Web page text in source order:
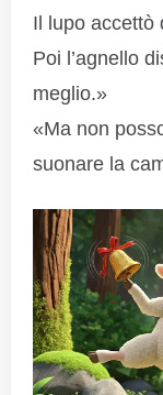
Il lupo accettò
Poi l’agnello
meglio.»
«Ma non
suonare la